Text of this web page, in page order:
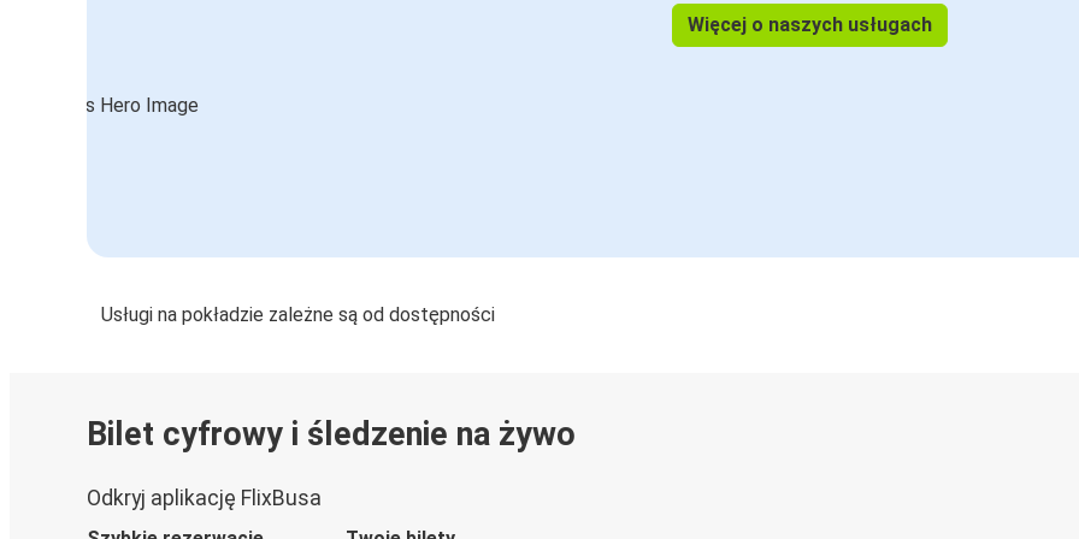
Więcej o naszych usługach
Usługi na pokładzie zależne są od dostępności
Bilet cyfrowy i śledzenie na żywo
Odkryj aplikację FlixBusa